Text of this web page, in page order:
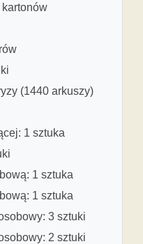
kartonów
(1440 arkuszy)
1 sztuka
1 sztuka
1 sztuka
3 sztuki
2 sztuki